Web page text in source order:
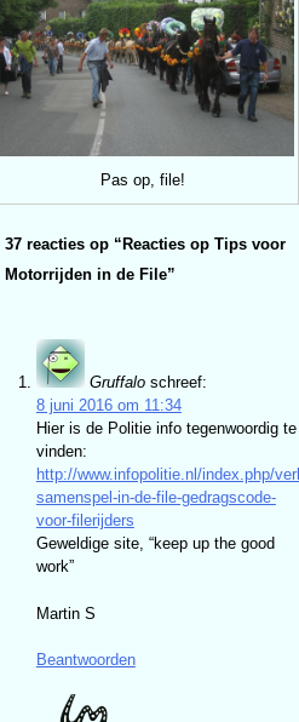
Pas op, file!
37 reacties op “ Reacties op Tips voor
Motorrijden in de File”
Gruffalo schreef:
8 juni 2016 om 11:34
Hier is de Politie info tegenwoordig te
vinden:
http://www.infopolitie.nl/index.php/
samenspel-in-de-file-gedragscode-
voor-filerijders
Geweldige site, “keep up the good
work”
Martin S
Beantwoorden